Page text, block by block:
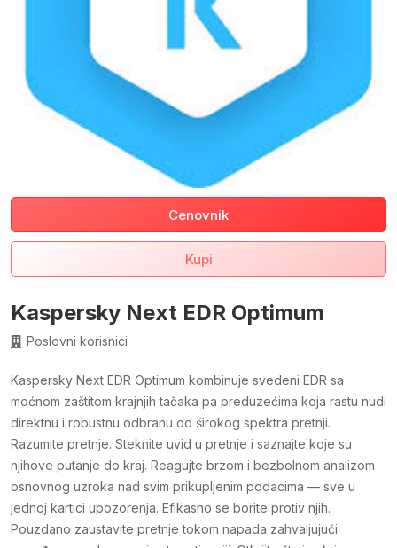
Cenovnik
Kupi
Kaspersky Next EDR Optimum
Poslovni korisnici
Kaspersky Next EDR Optimum kombinuje svedeni EDR sa
moćnom zaštitom krajnjih tačaka pa preduzećima koja rastu nudi
direktnu i robustnu odbranu od širokog spektra pretnji.
Razumite pretnje. Steknite uvid u pretnje i saznajte koje su
njihove putanje do kraj. Reagujte brzom i bezbolnom analizom
osnovnog uzroka nad svim prikupljenim podacima — sve u
jednoj kartici upozorenja. Efikasno se borite protiv njih.
Pouzdano zaustavite pretnje tokom napada zahvaljujući